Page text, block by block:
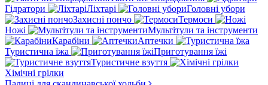
Гідратори
Ліхтарі
Головні убори
Захисні пончо
Термоси
Ножі
Мультітули та інструменти
Карабіни
Аптечки
Туристична їжа
Приготування їжі
Туристичне взуття
Хімічні грілки